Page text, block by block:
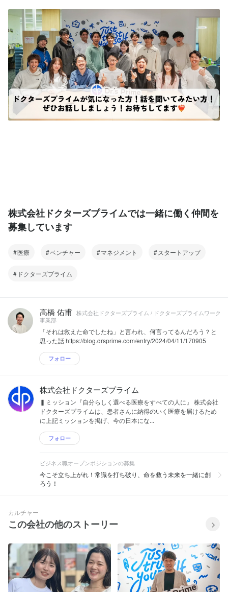
株式会社ドクターズプライムでは一緒に働く仲間を
募集しています
医療 ベンチャー マネジメント スタートアップ
ドクターズプライム
高橋 佑甫 株式会社ドクターズプライム / ドクターズプライムワーク
事業部
「それは救えた命でしたね」と言われ、何言ってるんだろう？と
思った話 https://blog.drsprime.com/entry/2024/04/11/170905
フォロー
株式会社ドクターズプライム
▍ミッション『自分らしく選べる医療をすべての人に』 株式会社
ドクターズプライムは、患者さんに納得のいく医療を届けるため
に上記ミッションを掲げ、今の日本にな...
フォロー
ビジネス職オープンポジションの募集
今こそ立ち上がれ！常識を打ち破り、命を救う未来を一緒に創
ろう！
カルチャー
この会社の他のストーリー